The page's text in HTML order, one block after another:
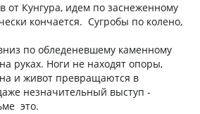
от Кунгура, идем по заснеженному
кончается. Сугробы по колено,
по обледеневшему каменному
руках. Ноги не находят опоры,
и живот превращаются в
незначительный выступ -
это.